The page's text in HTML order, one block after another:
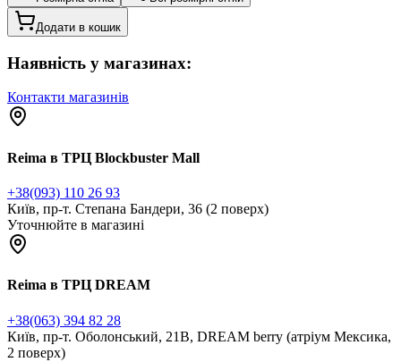
Додати в кошик
Наявність у магазинах:
Контакти магазинів
Reima в ТРЦ Blockbuster Mall
+38(093) 110 26 93
Київ, пр-т. Степана Бандери, 36 (2 поверх)
Уточнюйте в магазині
Reima в ТРЦ DREAM
+38(063) 394 82 28
Київ, пр-т. Оболонський, 21В, DREAM berry (атріум Мексика,
2 поверх)